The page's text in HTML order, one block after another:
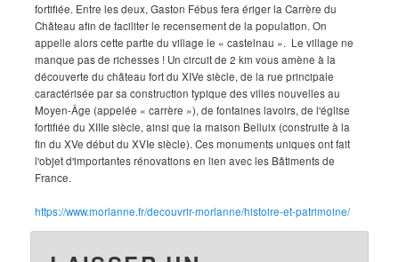
fortifiée. Entre les deux, Gaston Fébus fera ériger la Carrère du
Château afin de faciliter le recensement de la population. On
appelle alors cette partie du village le « castelnau ». Le village ne
manque pas de richesses ! Un circuit de 2 km vous amène à la
découverte du château fort du XIVe siècle, de la rue principale
caractérisée par sa construction typique des villes nouvelles au
Moyen-Âge (appelée « carrère »), de fontaines lavoirs, de l'église
fortifiée du XIIIe siècle, ainsi que la maison Belluix (construite à la
fin du XVe début du XVIe siècle). Ces monuments uniques ont fait
l'objet d'importantes rénovations en lien avec les Bâtiments de
France.
https://www.morlanne.fr/decouvrir-morlanne/histoire-et-patrimoine/